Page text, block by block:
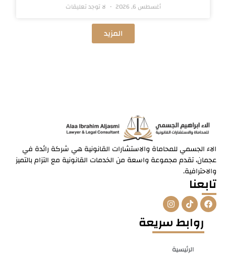
أغسطس 6, 2026 لا توجد تعليقات
المزيد
الاء الجسمي للمحاماة والاستشارات القانونية هي شركة رائدة في
عجمان، تقدم مجموعة واسعة من الخدمات القانونية مع التزام بالتميز
والاحترافية.
تابعنا
F
a
c
b
T
i
k
t
o
I
n
s
t
a
روابط سريعة
الرئيسية